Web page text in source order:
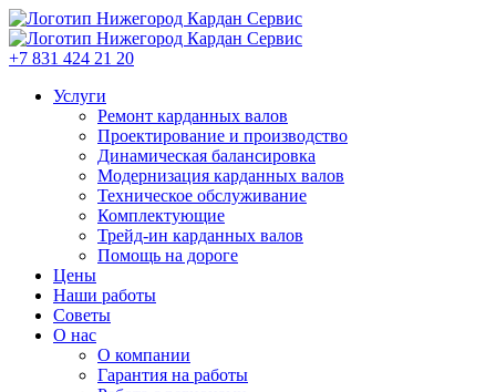
+7 831 424 21 20
Услуги
Ремонт карданных валов
Проектирование и производство
Динамическая балансировка
Модернизация карданных валов
Техническое обслуживание
Комплектующие
Трейд-ин карданных валов
Помощь на дороге
Цены
Наши работы
Советы
О нас
О компании
Гарантия на работы